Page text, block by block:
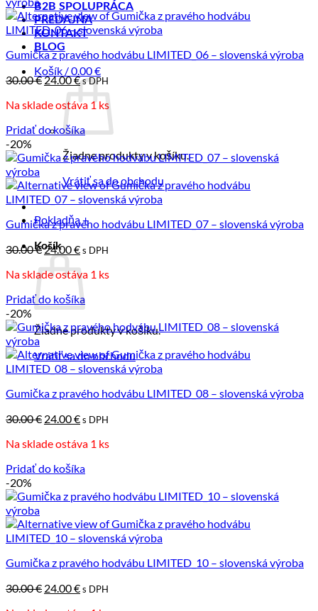
B2B SPOLUPRÁCA
PREDAJŇA
KONTAKT
BLOG
Košík /0.00€
Žiadne produkty v košíku.
Vrátiť sa do obchodu
Pokladňa+
Košík
Žiadne produkty v košíku.
Vrátiť sa do obchodu
Gumička z pravého hodvábu LIMITED_06 – slovenská výroba
30.00€Pôvodná
bola:
30.00 €.
24.00€Aktuálna
cena
je:
24.00 €.
s DPH
Na sklade ostáva 1 ks
Pridať do košíka
-20%
Gumička z pravého hodvábu LIMITED_07 – slovenská výroba
30.00€Pôvodná
cena
bola:
24.00€Aktuálna
je:
s DPH
Na sklade ostáva 1 ks
Pridať do košíka
-20%
Gumička z pravého hodvábu LIMITED_08 – slovenská výroba
30.00€ Pôvodná
bola:
24.00€Aktuálna
je:
s DPH
Na sklade ostáva 1 ks
Pridať do košíka
-20%
Gumička z pravého hodvábu LIMITED_10 – slovenská výroba
30.00€ Pôvodná
24.00€Aktuálna
s DPH